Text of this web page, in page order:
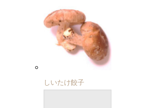
しいたけ餃子